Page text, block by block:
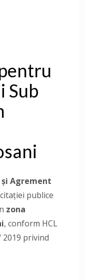
Sub
şi Agrement
publice
zona
, conform HCL
2019 privind